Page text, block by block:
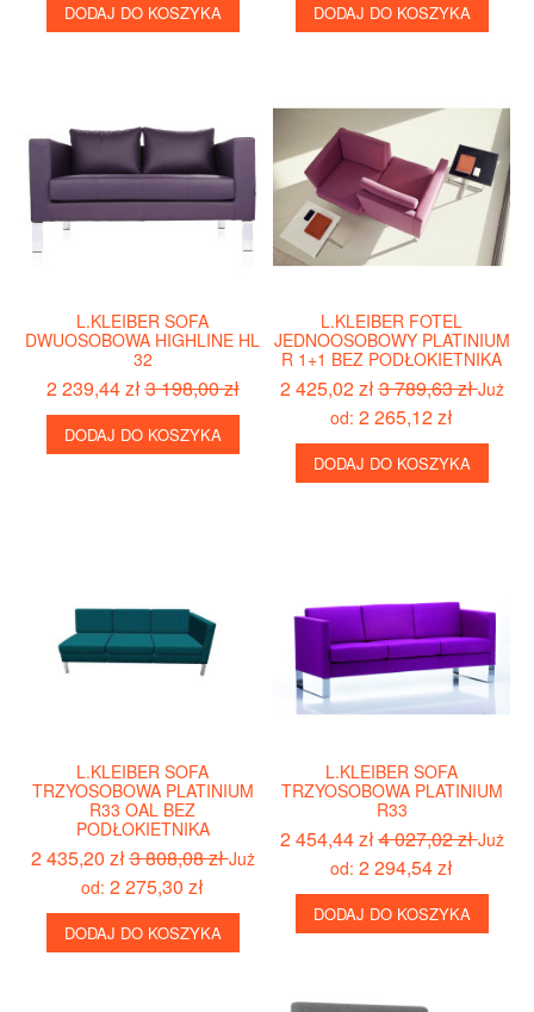
DODAJ DO KOSZYKA DODAJ DO KOSZYKA
L.KLEIBER SOFA
DWUOSOBOWA HIGHLINE HL
32
2 239,44 zł3 198,00 zł
DODAJ DO KOSZYKA
L.KLEIBER FOTEL
JEDNOOSOBOWY PLATINIUM
R 1+1 BEZ PODŁOKIETNIKA
2 425,02 zł3 789,63 złJuż
od: 2 265,12 zł
DODAJ DO KOSZYKA
L.KLEIBER SOFA
TRZYOSOBOWA PLATINIUM
R33 OAL BEZ
PODŁOKIETNIKA
2 435,20 zł3 808,08 złJuż
od: 2 275,30 zł
DODAJ DO KOSZYKA
L.KLEIBER SOFA
TRZYOSOBOWA PLATINIUM
R33
2 454,44 zł4 027,02 złJuż
od: 2 294,54 zł
DODAJ DO KOSZYKA